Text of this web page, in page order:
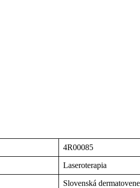
4R00085
Laseroterapia
Slovenská